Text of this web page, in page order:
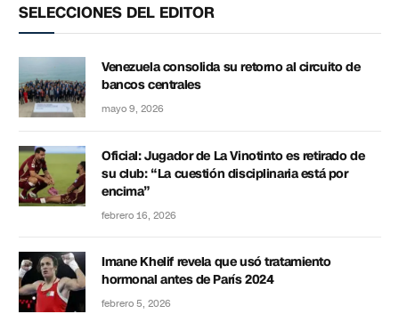
SELECCIONES DEL EDITOR
Venezuela consolida su retorno al circuito de
bancos centrales
mayo 9, 2026
Oficial: Jugador de La Vinotinto es retirado de
su club: “La cuestión disciplinaria está por
encima”
febrero 16, 2026
Imane Khelif revela que usó tratamiento
hormonal antes de París 2024
febrero 5, 2026